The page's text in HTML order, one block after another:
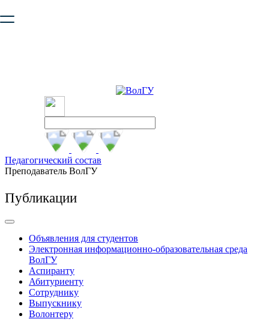
безопасную работу с сайтом. Пожалуйста
Педагогический состав
Преподаватель ВолГУ
Публикации
Объявления для студентов
Электронная информационно-образовательная среда
ВолГУ
Аспиранту
Абитуриенту
Сотруднику
Выпускнику
Волонтеру